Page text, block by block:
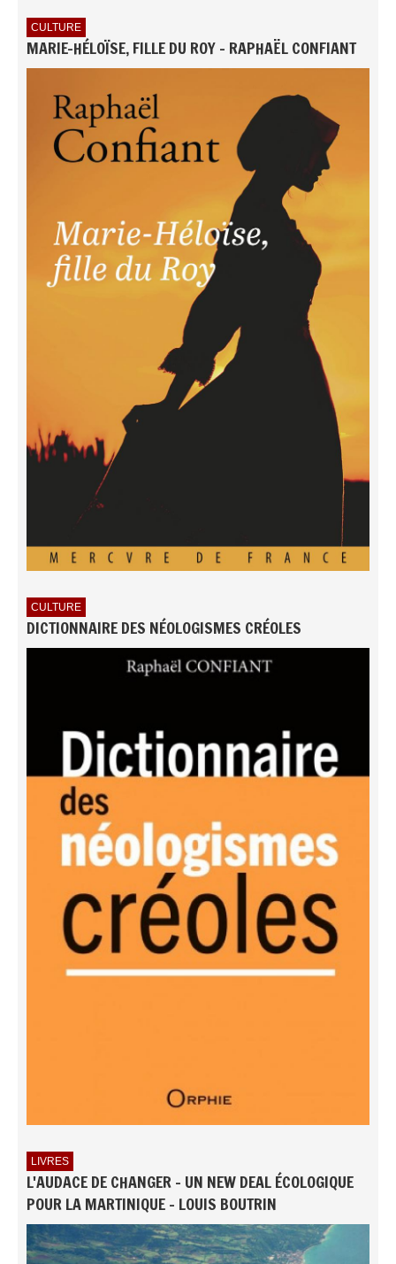
CULTURE
MARIE-HÉLOÏSE, FILLE DU ROY - RAPHAËL CONFIANT
CULTURE
DICTIONNAIRE DES NÉOLOGISMES CRÉOLES
LIVRES
L'AUDACE DE CHANGER - UN NEW DEAL ÉCOLOGIQUE
POUR LA MARTINIQUE - LOUIS BOUTRIN